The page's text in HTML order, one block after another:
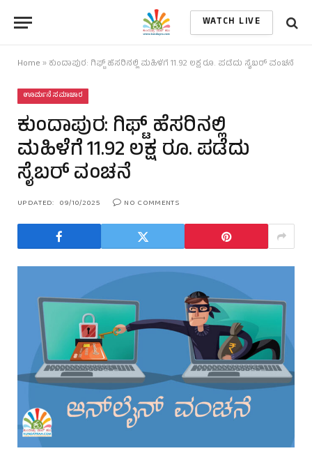
WATCH LIVE
Home »ಕುಂದಾಪುರ: ಗಿಫ್ಟ್‌ ಹೆಸರಿನಲ್ಲಿ ಮಹಿಳೆಗೆ 11.92 ಲಕ್ಷ ರೂ. ಪಡೆದು ಸೈಬರ್‌ ವಂಚನೆ
ಊರ್ಮನೆ ಸಮಾಚಾರ
ಕುಂದಾಪುರ: ಗಿಫ್ಟ್‌ ಹೆಸರಿನಲ್ಲಿ
ಮಹಿಳೆಗೆ 11.92 ಲಕ್ಷ ರೂ. ಪಡೆದು
ಸೈಬರ್‌ ವಂಚನೆ
UPDATED: 09/10/2025 NO COMMENTS